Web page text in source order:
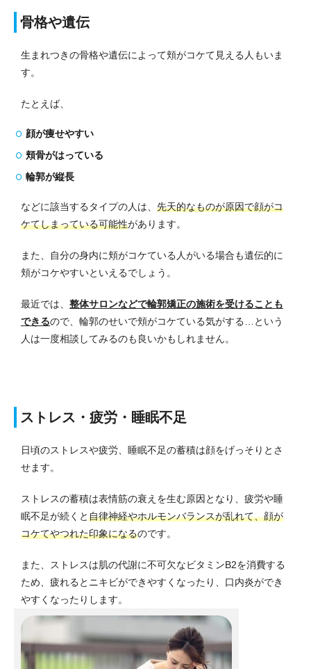
骨格や遺伝
生まれつきの骨格や遺伝によって頬がコケて見える人もいま
す。
たとえば、
顔が痩せやすい
頬骨がはっている
輪郭が縦長
などに該当するタイプの人は、 先天的なものが原因で顔がコ
ケてしまっている可能性があります。
また、自分の身内に頬がコケている人がいる場合も遺伝的に
頬がコケやすいといえるでしょう。
最近では、 整体サロンなどで輪郭矯正の施術を受けることも
できるので、輪郭のせいで頬がコケている気がする…という
人は一度相談してみるのも良いかもしれません。
ストレス・疲労・睡眠不足
日頃のストレスや疲労、睡眠不足の蓄積は顔をげっそりとさ
せます。
ストレスの蓄積は表情筋の衰えを生む原因となり、疲労や睡
眠不足が続くと自律神経やホルモンバランスが乱れて、顔が
コケてやつれた印象になるのです。
また、ストレスは肌の代謝に不可欠なビタミンB2を消費する
ため、疲れるとニキビができやすくなったり、口内炎ができ
やすくなったりします。